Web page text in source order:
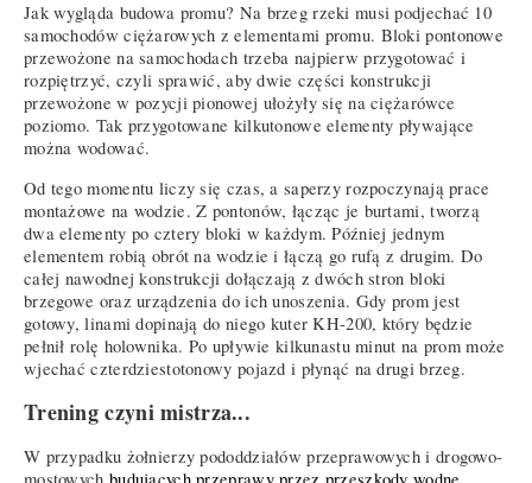
Jak wygląda budowa promu? Na brzeg rzeki musi podjechać 10
samochodów ciężarowych z elementami promu. Bloki pontonowe
przewożone na samochodach trzeba najpierw przygotować i
rozpiętrzyć, czyli sprawić, aby dwie części konstrukcji
przewożone w pozycji pionowej ułożyły się na ciężarówce
poziomo. Tak przygotowane kilkutonowe elementy pływające
można wodować.
Od tego momentu liczy się czas, a saperzy rozpoczynają prace
montażowe na wodzie. Z pontonów, łącząc je burtami, tworzą
dwa elementy po cztery bloki w każdym. Później jednym
elementem robią obrót na wodzie i łączą go rufą z drugim. Do
całej nawodnej konstrukcji dołączają z dwóch stron bloki
brzegowe oraz urządzenia do ich unoszenia. Gdy prom jest
gotowy, linami dopinają do niego kuter KH-200, który będzie
pełnił rolę holownika. Po upływie kilkunastu minut na prom może
wjechać czterdziestotonowy pojazd i płynąć na drugi brzeg.
Trening czyni mistrza...
W przypadku żołnierzy pododdziałów przeprawowych i drogowo-